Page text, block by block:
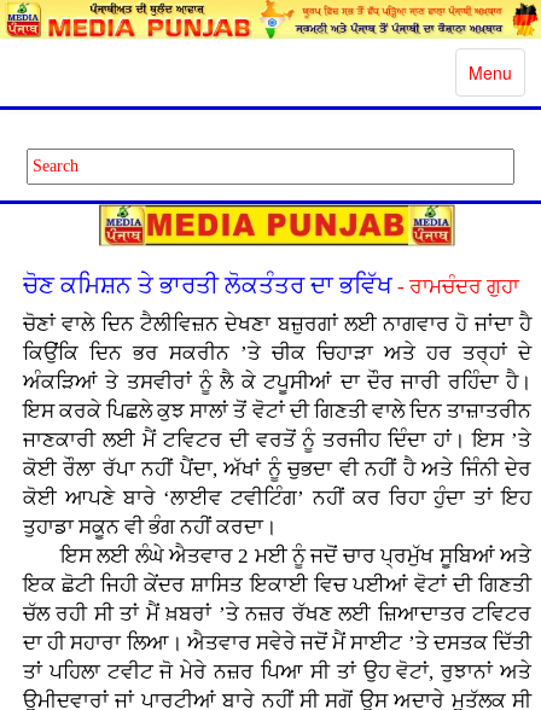
Toggle
Menu
ਚੋਣ ਕਮਿਸ਼ਨ ਤੇ ਭਾਰਤੀ ਲੋਕਤੰਤਰ ਦਾ ਭਵਿੱਖ- ਰਾਮਚੰਦਰ ਗੁਹਾ
ਚੋਣਾਂ ਵਾਲੇ ਦਿਨ ਟੈਲੀਵਿਜ਼ਨ ਦੇਖਣਾ ਬਜ਼ੁਰਗਾਂ ਲਈ ਨਾਗਵਾਰ ਹੋ ਜਾਂਦਾ ਹੈ
ਕਿਉਂਕਿ ਦਿਨ ਭਰ ਸਕਰੀਨ ’ਤੇ ਚੀਕ ਚਿਹਾੜਾ ਅਤੇ ਹਰ ਤਰ੍ਹਾਂ ਦੇ
ਅੰਕੜਿਆਂ ਤੇ ਤਸਵੀਰਾਂ ਨੂੰ ਲੈ ਕੇ ਟਪੂਸੀਆਂ ਦਾ ਦੌਰ ਜਾਰੀ ਰਹਿੰਦਾ ਹੈ।
ਇਸ ਕਰਕੇ ਪਿਛਲੇ ਕੁਝ ਸਾਲਾਂ ਤੋਂ ਵੋਟਾਂ ਦੀ ਗਿਣਤੀ ਵਾਲੇ ਦਿਨ ਤਾਜ਼ਾਤਰੀਨ
ਜਾਣਕਾਰੀ ਲਈ ਮੈਂ ਟਵਿਟਰ ਦੀ ਵਰਤੋਂ ਨੂੰ ਤਰਜੀਹ ਦਿੰਦਾ ਹਾਂ। ਇਸ ’ਤੇ
ਕੋਈ ਰੌਲਾ ਰੱਪਾ ਨਹੀਂ ਪੈਂਦਾ, ਅੱਖਾਂ ਨੂੰ ਚੁਭਦਾ ਵੀ ਨਹੀਂ ਹੈ ਅਤੇ ਜਿੰਨੀ ਦੇਰ
ਕੋਈ ਆਪਣੇ ਬਾਰੇ ‘ਲਾਈਵ ਟਵੀਟਿੰਗ’ ਨਹੀਂ ਕਰ ਰਿਹਾ ਹੁੰਦਾ ਤਾਂ ਇਹ
ਤੁਹਾਡਾ ਸਕੂਨ ਵੀ ਭੰਗ ਨਹੀਂ ਕਰਦਾ।
ਇਸ ਲਈ ਲੰਘੇ ਐਤਵਾਰ 2 ਮਈ ਨੂੰ ਜਦੋਂ ਚਾਰ ਪ੍ਰਮੁੱਖ ਸੂਬਿਆਂ ਅਤੇ
ਇਕ ਛੋਟੀ ਜਿਹੀ ਕੇਂਦਰ ਸ਼ਾਸਿਤ ਇਕਾਈ ਵਿਚ ਪਈਆਂ ਵੋਟਾਂ ਦੀ ਗਿਣਤੀ
ਚੱਲ ਰਹੀ ਸੀ ਤਾਂ ਮੈਂ ਖ਼ਬਰਾਂ ’ਤੇ ਨਜ਼ਰ ਰੱਖਣ ਲਈ ਜ਼ਿਆਦਾਤਰ ਟਵਿਟਰ
ਦਾ ਹੀ ਸਹਾਰਾ ਲਿਆ। ਐਤਵਾਰ ਸਵੇਰੇ ਜਦੋਂ ਮੈਂ ਸਾਈਟ ’ਤੇ ਦਸਤਕ ਦਿੱਤੀ
ਤਾਂ ਪਹਿਲਾ ਟਵੀਟ ਜੋ ਮੇਰੇ ਨਜ਼ਰ ਪਿਆ ਸੀ ਤਾਂ ਉਹ ਵੋਟਾਂ, ਰੁਝਾਨਾਂ ਅਤੇ
ਉਮੀਦਵਾਰਾਂ ਜਾਂ ਪਾਰਟੀਆਂ ਬਾਰੇ ਨਹੀਂ ਸੀ ਸਗੋਂ ਉਸ ਅਦਾਰੇ ਮੁਤੱਲਕ ਸੀ